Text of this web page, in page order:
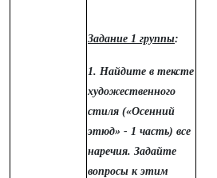
Задание 1 группы:
1. Найдите в тексте
художественного
стиля («Осенний
этюд» - 1 часть) все
наречия. Задайте
вопросы к этим